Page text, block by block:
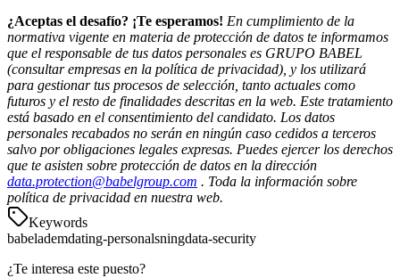
¿Aceptas el desafío? ¡Te esperamos! En cumplimiento de la
normativa vigente en materia de protección de datos te informamos
que el responsable de tus datos personales es GRUPO BABEL
(consultar empresas en la política de privacidad), y los utilizará
para gestionar tus procesos de selección, tanto actuales como
futuros y el resto de finalidades descritas en la web. Este tratamiento
está basado en el consentimiento del candidato. Los datos
personales recabados no serán en ningún caso cedidos a terceros
salvo por obligaciones legales expresas. Puedes ejercer los derechos
que te asisten sobre protección de datos en la dirección
data.protection@babelgroup.com . Toda la información sobre
política de privacidad en nuestra web.
Keywords
babelademdating-personalsningdata-security
¿Te interesa este puesto?